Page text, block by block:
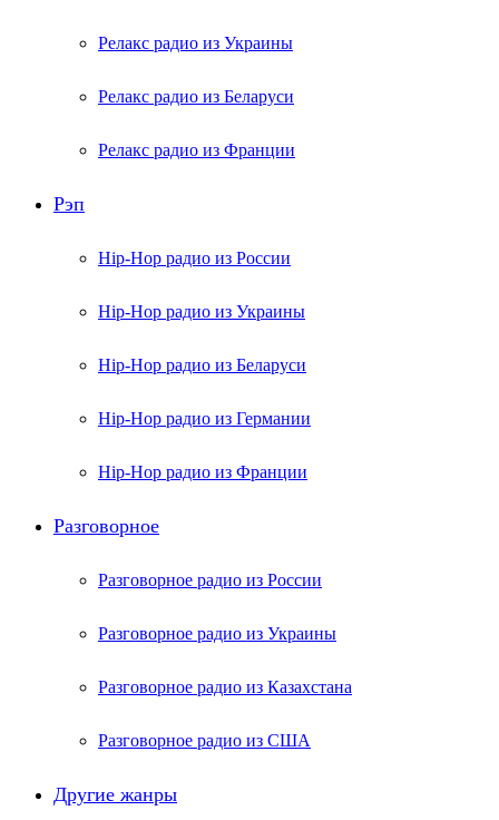
Релакс радио из Украины
Релакс радио из Беларуси
Релакс радио из Франции
Рэп
Hip-Hop радио из России
Hip-Hop радио из Украины
Hip-Hop радио из Беларуси
Hip-Hop радио из Германии
Hip-Hop радио из Франции
Разговорное
Разговорное радио из России
Разговорное радио из Украины
Разговорное радио из Казахстана
Разговорное радио из США
Другие жанры